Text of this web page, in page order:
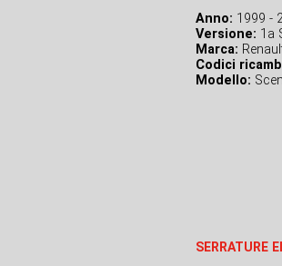
Anno: 1999 -
Versione: 1a
Marca:
Codici
Modello:
SERRATURE